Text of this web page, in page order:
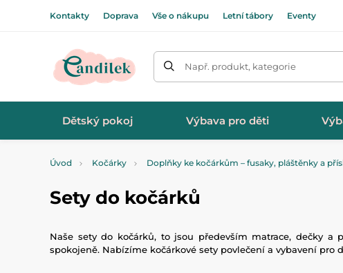
Kontakty Doprava Vše o nákupu Letní tábory Eventy
Např. produkt, kategorie
Dětský pokoj Výbava pro děti
Úvod Kočárky Doplňky ke kočárkům – fusaky, pláštěnky a
Sety do kočárků
Naše sety do kočárků, to jsou především matrace, dečky
spokojeně. Nabízíme kočárkové sety povlečení a vybavení